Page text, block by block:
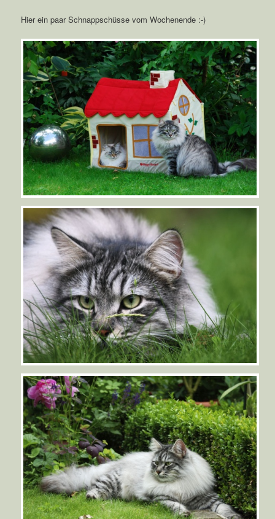
Hier ein paar Schnappschüsse vom Wochenende :-)